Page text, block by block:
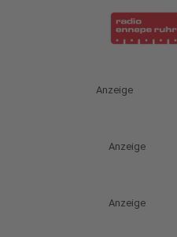
Anzeige
Anzeige
Anzeige